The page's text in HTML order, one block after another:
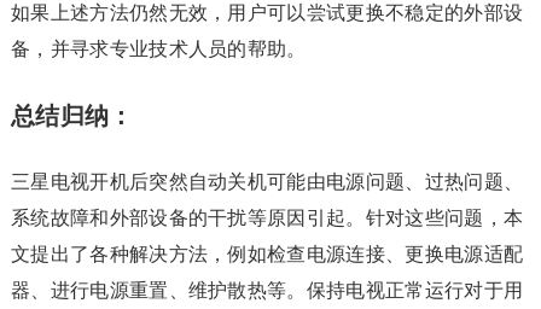
如果上述方法仍然无效，用户可以尝试更换不稳定的外部设
备，并寻求专业技术人员的帮助。
总结归纳：
三星电视开机后突然自动关机可能由电源问题、过热问题、
系统故障和外部设备的干扰等原因引起。针对这些问题，本
文提出了各种解决方法，例如检查电源连接、更换电源适配
器、进行电源重置、维护散热等。保持电视正常运行对于用